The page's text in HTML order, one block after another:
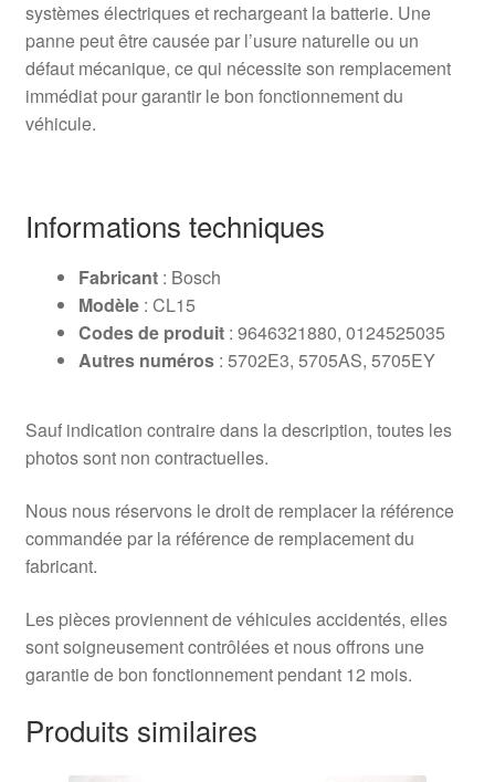
systèmes électriques et rechargeant la batterie. Une
panne peut être causée par l’usure naturelle ou un
défaut mécanique, ce qui nécessite son remplacement
immédiat pour garantir le bon fonctionnement du
véhicule.
Informations techniques
Fabricant: Bosch
Modèle: CL15
Codes de produit: 9646321880, 0124525035
Autres numéros: 5702E3, 5705AS, 5705EY
Sauf indication contraire dans la description, toutes les
photos sont non contractuelles.
Nous nous réservons le droit de remplacer la référence
commandée par la référence de remplacement du
fabricant.
Les pièces proviennent de véhicules accidentés, elles
sont soigneusement contrôlées et nous offrons une
garantie de bon fonctionnement pendant 12 mois.
Produits similaires